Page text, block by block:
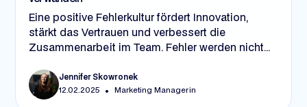
Eine positive Fehlerkultur fördert Innovation,
stärkt das Vertrauen und verbessert die
Zusammenarbeit im Team. Fehler werden nicht
gesehen. In 4 Schritten – durch offenes
Feedback, Vorbildfunktion der Führungskräfte,
Jennifer Skowronek
12.02.2025 • Marketing Managerin